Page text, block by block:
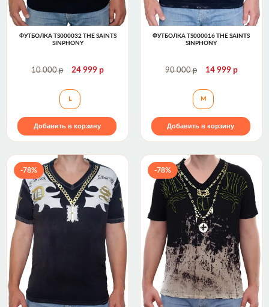
ФУТБОЛКА TS000032 THE SAINTS
SINPHONY
10 000р 24 999р
Футболка TS000032 The Saints Sinphony
L
Добавить в корзину
ФУТБОЛКА TS000016 THE SAINTS
SINPHONY
90 000р 14 999 р
Футболка
M
Добавить в корзину
-78% -78%